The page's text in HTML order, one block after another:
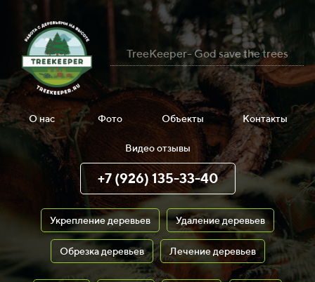
TreeKeeper- God save the trees
О нас Фото Объекты Контакты
Видео отзывы
+7 (926) 135-33-40
Укрепление деревьев Удаление деревьев
Обрезка деревьев Лечение деревьев